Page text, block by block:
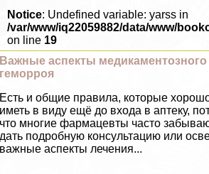
Notice: Undefined variable: yarss in
/var/www/iq22059882/data/www/
on line 19
Важные аспекты медикаментозного
геморроя
Есть и общие правила, которые
иметь в виду ещё до входа в аптеку,
что многие фармацевты часто
дать подробную консультацию или
важные аспекты лечения...